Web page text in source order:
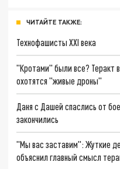
ЧИТАЙТЕ ТАКЖЕ:
Технофашисты XXI века
"Кротами" были все? Теракт
охотятся "живые дроны"
Даня с Дашей спаслись от
закончились
"Мы вас заставим": Жуткие
объяснил главный смысл